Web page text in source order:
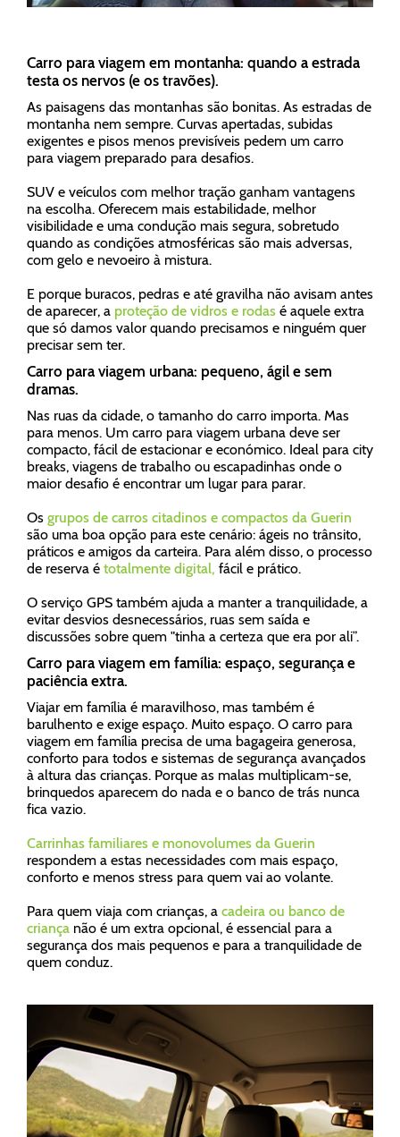
Carro para viagem em montanha: quando a estrada
testa os nervos (e os travões).
As paisagens das montanhas são bonitas. As estradas de
montanha nem sempre. Curvas apertadas, subidas
exigentes e pisos menos previsíveis pedem um carro
para viagem preparado para desafios.
SUV e veículos com melhor tração ganham vantagens
na escolha. Oferecem mais estabilidade, melhor
visibilidade e uma condução mais segura, sobretudo
quando as condições atmosféricas são mais adversas,
com gelo e nevoeiro à mistura.
E porque buracos, pedras e até gravilha não avisam antes
de aparecer, a proteção de vidros e rodas é aquele extra
que só damos valor quando precisamos e ninguém quer
precisar sem ter.
Carro para viagem urbana: pequeno, ágil e sem
dramas.
Nas ruas da cidade, o tamanho do carro importa. Mas
para menos. Um carro para viagem urbana deve ser
compacto, fácil de estacionar e económico. Ideal para city
breaks, viagens de trabalho ou escapadinhas onde o
maior desafio é encontrar um lugar para parar.
Os grupos de carros citadinos e compactos da Guerin
são uma boa opção para este cenário: ágeis no trânsito,
práticos e amigos da carteira. Para além disso, o processo
de reserva é totalmente digital, fácil e prático.
O serviço GPS também ajuda a manter a tranquilidade, a
evitar desvios desnecessários, ruas sem saída e
discussões sobre quem "tinha a certeza que era por ali”.
Carro para viagem em família: espaço, segurança e
paciência extra.
Viajar em família é maravilhoso, mas também é
barulhento e exige espaço. Muito espaço. O carro para
viagem em família precisa de uma bagageira generosa,
conforto para todos e sistemas de segurança avançados
à altura das crianças. Porque as malas multiplicam-se,
brinquedos aparecem do nada e o banco de trás nunca
fica vazio.
Carrinhas familiares e monovolumes da Guerin
respondem a estas necessidades com mais espaço,
conforto e menos stress para quem vai ao volante.
Para quem viaja com crianças, a cadeira ou banco de
criança não é um extra opcional, é essencial para a
segurança dos mais pequenos e para a tranquilidade de
quem conduz.